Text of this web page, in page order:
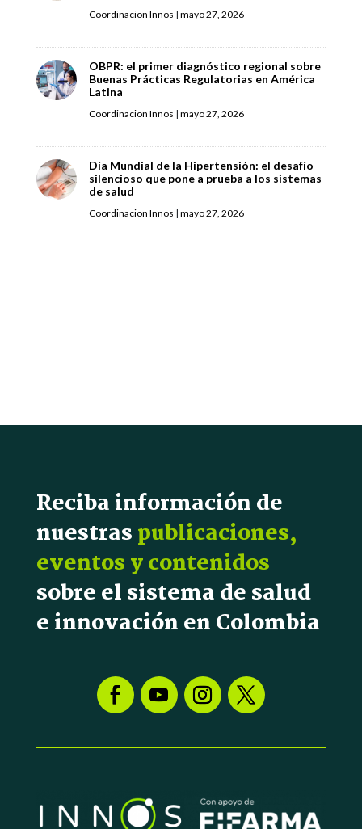
Coordinacion Innos | mayo 27, 2026
OBPR: el primer diagnóstico regional sobre
Buenas Prácticas Regulatorias en América
Latina
Coordinacion Innos | mayo 27, 2026
Día Mundial de la Hipertensión: el desafío
silencioso que pone a prueba a los sistemas
de salud
Coordinacion Innos | mayo 27, 2026
Reciba información de
nuestraspublicaciones,
eventos y contenidos
sobre el sistema de salud
e innovación en Colombia